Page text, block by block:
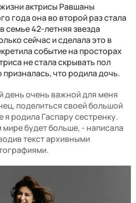
актрисы Равшаны
года она во второй раз стала
семье 42-летняя звезда
сейчас и сделала это в
событие на просторах
не стала скрывать пол
что родила дочь.
день очень важной для меня
поделиться своей большой
я родила Гаспару сестренку.
будет больше, - написала
текст архивными